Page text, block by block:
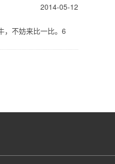
2014-05-12
，不妨来比一比。6